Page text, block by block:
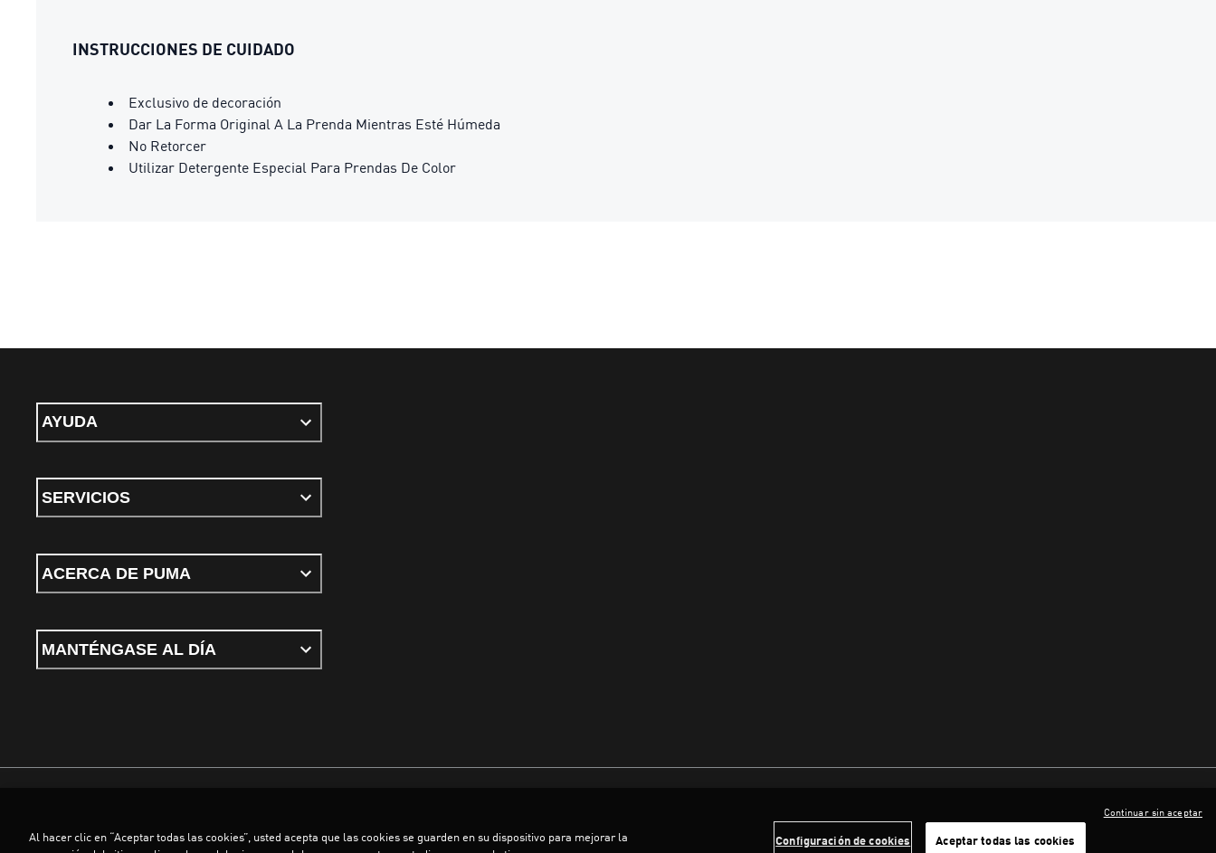
INSTRUCCIONES DE CUIDADO
Exclusivo de decoración
Dar La Forma Original A La Prenda Mientras Esté Húmeda
No Retorcer
Utilizar Detergente Especial Para Prendas De Color
AYUDA
SERVICIOS
ACERCA DE PUMA
MANTÉNGASE AL DÍA
©PUMA, 2026. Todos los derechos reservados
Al hacer clic en “Aceptar todas las cookies”, usted acepta que las cookies se guarden en su dispositivo para mejorar la
Configuración de cookies Aceptar todas las cookies
Continuar sin aceptar